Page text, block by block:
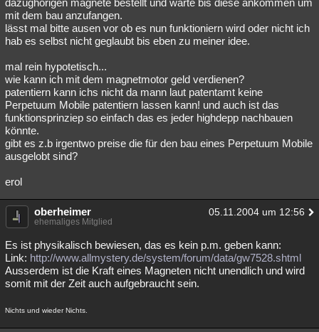
Philosophie Träume
Astronomie Helpdesk Gruppen Gaming Filme
Musik Clash Verbesserungen Allmystery
Übersichten
Besucht Teilgenommen Alle Neue Geschlossen
Lesenswert Schlüsselwörter
dazughörigen magnete bestellt und warte bis diese ankommen um
mit dem bau anzufangen.
lässt mal bitte ausen vor ob es nun funktioniern wird oder nicht ich
hab es selbst nicht geglaubt bis eben zu meiner idee.
mal rein hypotetisch...
wie kann ich mit dem magnetmotor geld verdienen?
patentiern kann ichs nicht da mann laut patentamt keine
Perpetuum Mobile patentiern lassen kann! und auch ist das
funktionsprinziep so einfach das es jeder highdepp nachbauen
könnte.
gibt es z.b irgentwo preise die für den bau eines Perpetuum Mobile
ausgelobt sind?
erol
oberheimer 05.11.2004 um 12:56
ehemaliges Mitglied
Es ist physikalisch bewiesen, das es kein p.m. geben kann:
Link: http://www.allmystery.de/system/forum/data/gw7528.shtml
Ausserdem ist die Kraft eines Magneten nicht unendlich und wird
somit mit der Zeit auch aufgebraucht sein.
Nichts und wieder Nichts.